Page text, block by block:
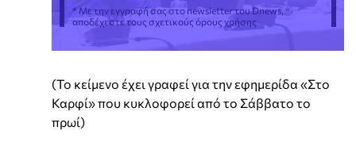
* Με την εγγραφή σας στο newsletter του Dnews,
αποδέχεστε τους σχετικούς όρους χρήσης
(Το κείμενο έχει γραφεί για την εφημερίδα «Στο
Καρφί» που κυκλοφορεί από το Σάββατο το
πρωί)